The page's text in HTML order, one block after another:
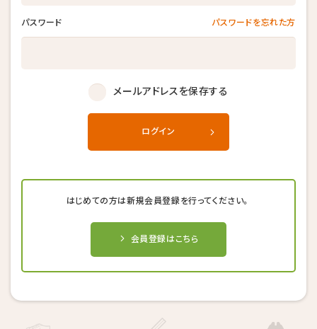
パスワード パスワードを忘れた方
メールアドレスを保存する
ログイン
はじめての方は新規会員登録を行ってください。
会員登録はこちら